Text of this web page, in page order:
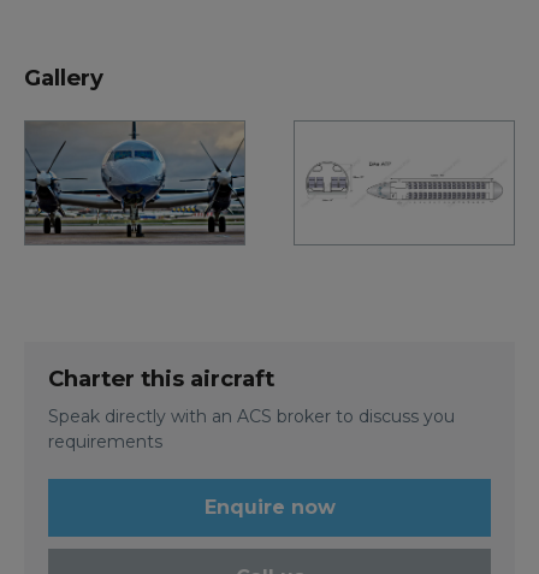
Gallery
Charter this aircraft
Speak directly with an ACS broker to discuss you
requirements
Enquire now